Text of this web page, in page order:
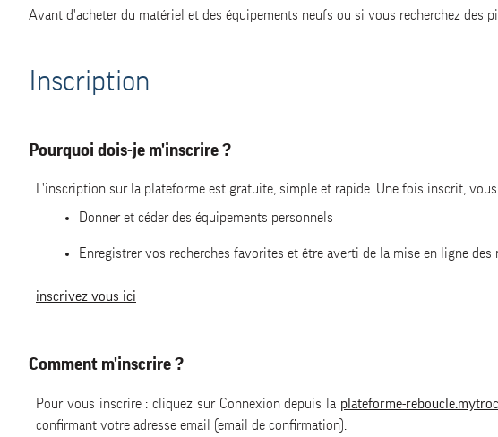
Le contact avec le preneur
Avant d'acheter du matériel et des équipements neufs ou si vous recherchez des
Inscription
Pourquoi dois-je m'inscrire ?
L'inscription sur la plateforme est gratuite, simple et rapide. Une fois inscrit,
Donner et céder des équipements personnels
Enregistrer vos recherches favorites et être averti de la mise en ligne
inscrivez vous ici
Comment m'inscrire ?
Pour vous inscrire : cliquez sur Connexion depuis la plateforme-
confirmant votre adresse email (email de confirmation).